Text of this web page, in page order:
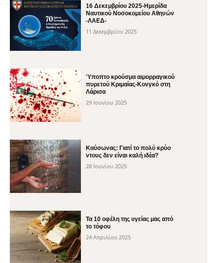
16 Δεκεμβρίου 2025-Ημερίδα
Ναυτικού Νοσοκομείου Αθηνών
-ΛΑΕΔ-
11 Δεκεμβρίου 2025
Ύποπτο κρούσμα αιμορραγικού
πυρετού Κριμαίας-Κονγκό στη
Λάρισα
29 Ιουνίου 2025
Καύσωνας: Γιατί το πολύ κρύο
ντους δεν είναι καλή ιδέα?
28 Ιουνίου 2025
Τα 10 οφέλη της υγείας μας από
το τόφου
24 Απριλίου 2025